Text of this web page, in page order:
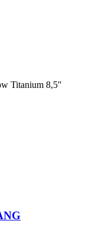
Titanium 8,5″